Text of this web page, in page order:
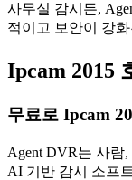
사무실 감시든,
적이고 보안이 강
Ipcam 2015
무료로 Ipcam
Agent DVR는 사람
AI 기반 감시 소프